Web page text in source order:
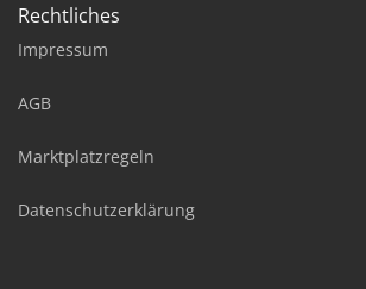
Rechtliches
Impressum
AGB
Marktplatzregeln
Datenschutzerklärung